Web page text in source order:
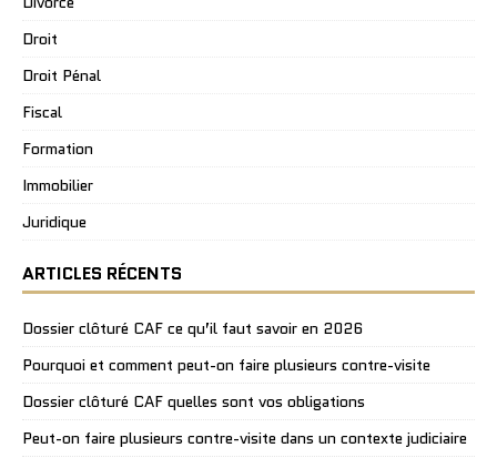
Droit
Droit Pénal
Fiscal
Formation
Immobilier
Juridique
ARTICLES RÉCENTS
Dossier clôturé CAF ce qu’il faut savoir en 2026
Pourquoi et comment peut-on faire plusieurs contre-visite
Dossier clôturé CAF quelles sont vos obligations
Peut-on faire plusieurs contre-visite dans un contexte judiciaire